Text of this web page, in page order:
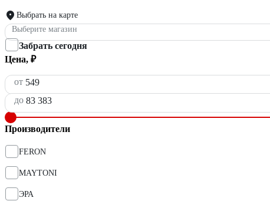
Выбрать на карте
Выберите магазин
Забрать сегодня
Цена, ₽
от
до
Производители
FERON
MAYTONI
ЭРА